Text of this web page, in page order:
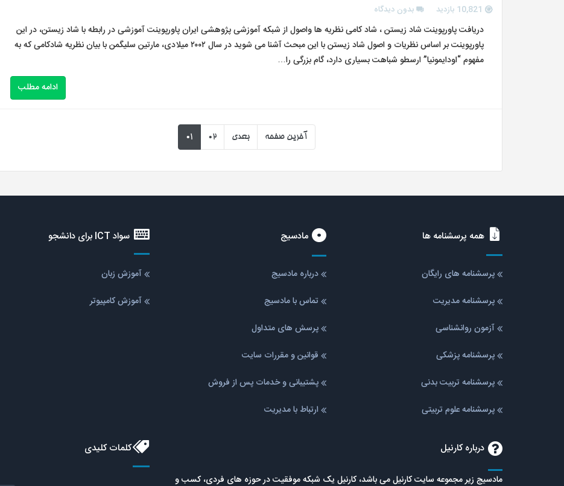
10,821 بازدید بدون دیدگاه
دریافت پاورپوینت شاد زیستن ، شاد کامی نظریه ها واصول از شبکه آموزشی پژوهشی ایران پاورپوینت آموزشی در رابطه با شاد زیستن، در این
پاورپوینت بر اساس نظریات و اصول شاد زیستن با این مبحث آشنا می شوید در سال ۲۰۰۲ میلادی، مارتین سلیگمن با بیان نظریه شادکامی که به
مفهوم “اودایمونیا” ارسطو شباهت بسیاری دارد، گام بزرگی را…
ادامه مطلب
01 02 بعدی آخرین صفحه
همه پرسشنامه ها
پرسشنامه های رایگان
پرسشنامه مدیریت
آزمون روانشناسی
پرسشنامه پزشکی
پرسشنامه تربیت بدنی
پرسشنامه علوم تربیتی
مادسیج
درباره مادسیج
تماس با مادسیج
پرسش های متداول
قوانین و مقررات سایت
پشتیبانی و خدمات پس از فروش
ارتباط با مدیریت
سواد ICT برای دانشجو
آموزش زبان
آموزش کامپیوتر
درباره کارنیل
مادسیج زیر مجموعه سایت کارنیل می باشد، کارنیل یک شبکه موفقیت در حوزه های فردی، کسب و
کلمات کلیدی